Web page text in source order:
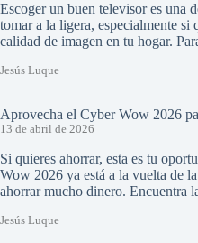
Escoger un buen televisor es una
tomar a la ligera, especialmente si
calidad de imagen en tu hogar.
Jesús Luque
Aprovecha el Cyber Wow 2026
13 de abril de 2026
Si quieres ahorrar, esta es tu
Wow 2026 ya está a la vuelta de
ahorrar mucho dinero. Encuentra
Jesús Luque